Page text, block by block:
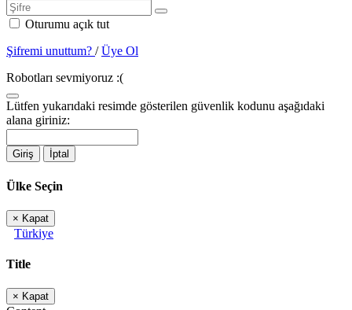
Oturumu açık tut
Şifremi unuttum? /Üye Ol
Robotları sevmiyoruz :(
Lütfen yukarıdaki resimde gösterilen güvenlik kodunu aşağıdaki
alana giriniz:
Giriş İptal
Ülke Seçin
× Kapat
Türkiye
Title
× Kapat